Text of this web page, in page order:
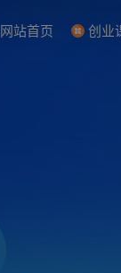
网站首页 创业